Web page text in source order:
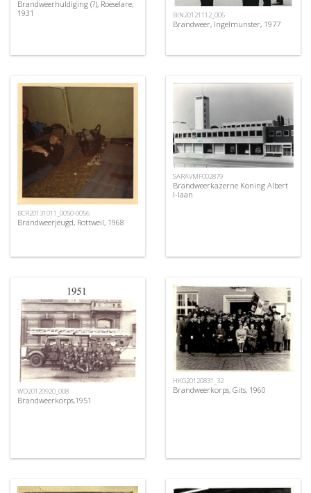
Brandweerhuldiging (?), Roeselare,
1931
BIN20121112_006
Brandweer, Ingelmunster, 1977
BCR20131011_0050-0056
Brandweerjeugd, Rottweil, 1968
SARAVMF002879
Brandweerkazerne Koning Albert
I-laan
WD20120920_008
Brandweerkorps,1951
HKG20120831_32
Brandweerkorps, Gits, 1960